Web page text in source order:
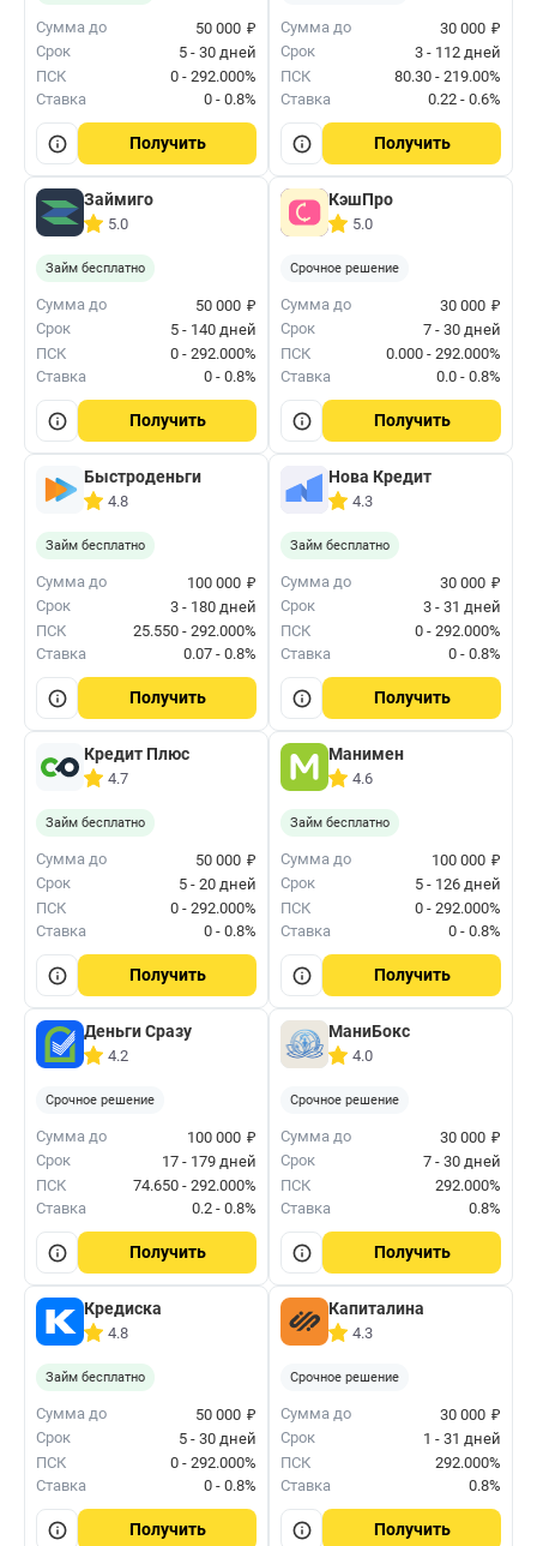
Сумма до 50 000 ₽
Срок
5 - 30 дней
ПСК
0 - 292.000%
Ставка
0 - 0.8%
Получить
Сумма до 30 000 ₽
Срок
3 - 112 дней
ПСК
80.30 - 219.00%
Ставка
0.22 - 0.6%
Получить
Займиго
5.0
Займ бесплатно
Сумма до 50 000 ₽
Срок
5 - 140 дней
ПСК
0 - 292.000%
Ставка
0 - 0.8%
Получить
КэшПро
5.0
Срочное решение
Сумма до 30 000 ₽
Срок
7 - 30 дней
ПСК
0.000 - 292.000%
Ставка
0.0 - 0.8%
Получить
Быстроденьги
4.8
Займ бесплатно
Сумма до 100 000 ₽
Срок
3 - 180 дней
ПСК
25.550 - 292.000%
Ставка
0.07 - 0.8%
Получить
Нова Кредит
4.3
Займ бесплатно
Сумма до 30 000 ₽
Срок
3 - 31 дней
ПСК
0 - 292.000%
Ставка
0 - 0.8%
Получить
Кредит Плюс
4.7
Займ бесплатно
Сумма до 50 000 ₽
Срок
5 - 20 дней
ПСК
0 - 292.000%
Ставка
0 - 0.8%
Получить
Манимен
4.6
Займ бесплатно
Сумма до 100 000 ₽
Срок
5 - 126 дней
ПСК
0 - 292.000%
Ставка
0 - 0.8%
Получить
Деньги Сразу
4.2
Срочное решение
Сумма до 100 000 ₽
Срок
17 - 179 дней
ПСК
74.650 - 292.000%
Ставка
0.2 - 0.8%
Получить
МаниБокс
4.0
Срочное решение
Сумма до 30 000 ₽
Срок
7 - 30 дней
ПСК
292.000%
Ставка
0.8%
Получить
Кредиска
4.8
Займ бесплатно
Сумма до 50 000 ₽
Срок
5 - 30 дней
ПСК
0 - 292.000%
Ставка
0 - 0.8%
Получить
Капиталина
4.3
Срочное решение
Сумма до 30 000 ₽
Срок
1 - 31 дней
ПСК
292.000%
Ставка
0.8%
Получить